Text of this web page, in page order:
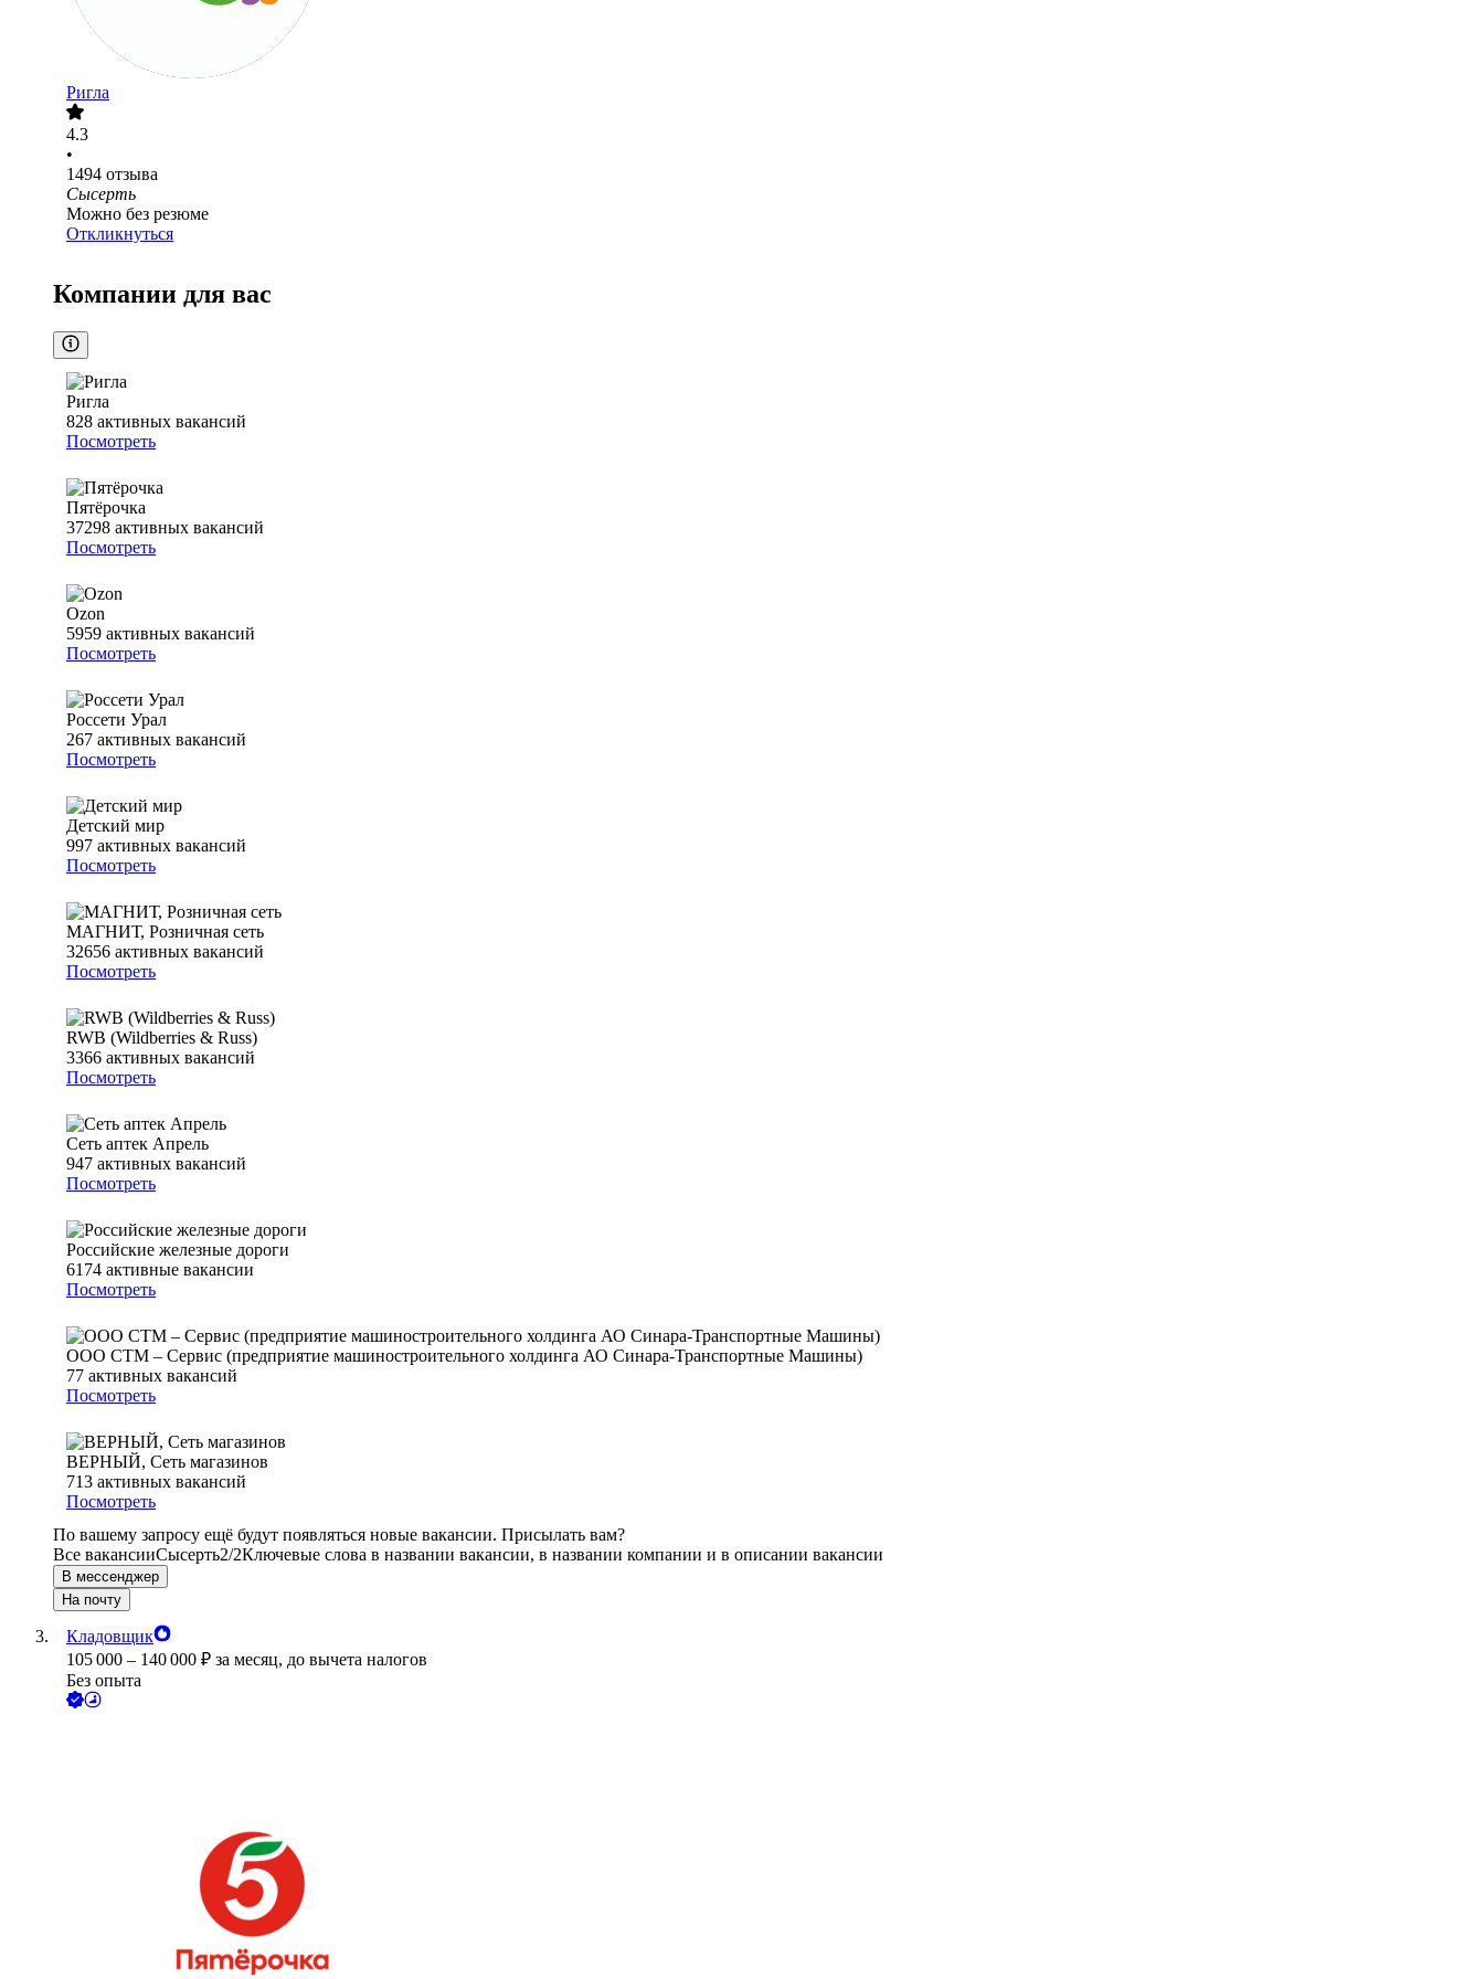
Ригла
4.3
•
1494 отзыва
Сысерть
Можно без резюме
Откликнуться
Компании для вас
Ригла
828 активных вакансий
Посмотреть
Пятёрочка
37298 активных вакансий
Посмотреть
Ozon
5959 активных вакансий
Посмотреть
Россети Урал
267 активных вакансий
Посмотреть
Детский мир
997 активных вакансий
Посмотреть
МАГНИТ, Розничная сеть
32656 активных вакансий
Посмотреть
RWB (Wildberries & Russ)
3366 активных вакансий
Посмотреть
Сеть аптек Апрель
947 активных вакансий
Посмотреть
Российские железные дороги
6174 активные вакансии
Посмотреть
ООО СТМ – Сервис (предприятие машиностроительного холдинга АО Синара-Транспортные Машины)
77 активных вакансий
Посмотреть
ВЕРНЫЙ, Сеть магазинов
713 активных вакансий
Посмотреть
По вашему запросу ещё будут появляться новые вакансии. Присылать вам?
Все вакансииСысерть2/2Ключевые слова в названии вакансии, в названии компании и в описании вакансии
В мессенджер
На почту
Кладовщик
105 000 – 140 000 ₽ за месяц, до вычета налогов
Без опыта